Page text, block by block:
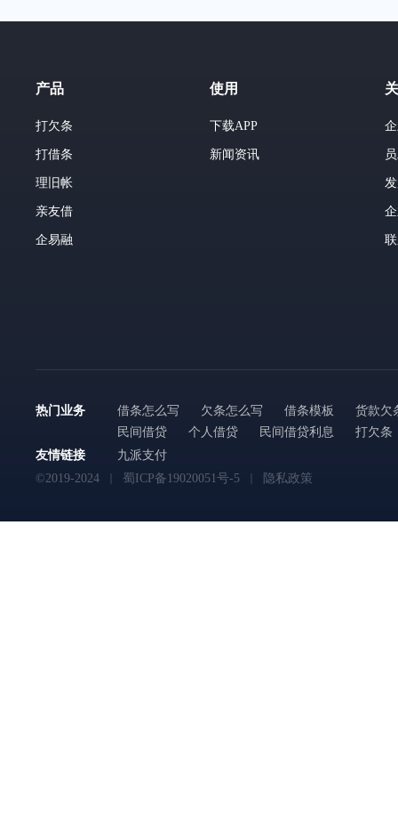
产品
打欠条
打借条
理旧帐
亲友借
企易融
使用
下载APP
新闻资讯
热门业务 借条怎么写 欠条怎么写 借条模板
货款欠
民间借贷
个人借贷 民间借贷利息
打欠条
友情链接
九派支付
©2019-2024
蜀ICP备19020051号-5 隐私政策